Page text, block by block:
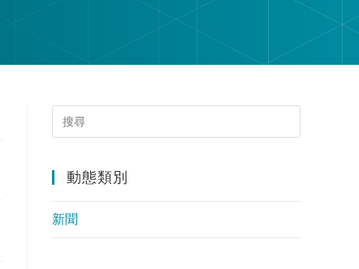
動態類別
新聞